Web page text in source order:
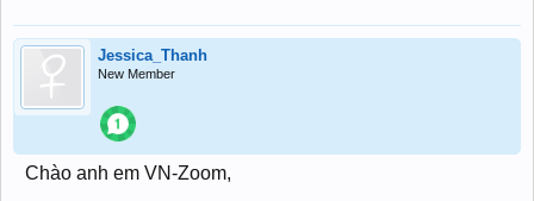
Jessica_Thanh
New Member
Chào anh em VN-Zoom,